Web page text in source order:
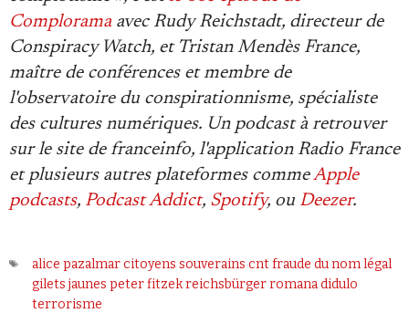
Comploramaavec Rudy Reichstadt, directeur de
Conspiracy Watch, et Tristan Mendès France,
maître de conférences et membre de
l'observatoire du conspirationnisme, spécialiste
des cultures numériques. Un podcast à retrouver
sur le site de franceinfo, l'application Radio France
et plusieurs autres plateformes commeApple
podcasts, Podcast Addict, Spotify, ou Deezer.
alice pazalmarcitoyens souverains cntfraude du nom légal
gilets jaunes peter fitzekreichsbürgerromana didulo
terrorisme